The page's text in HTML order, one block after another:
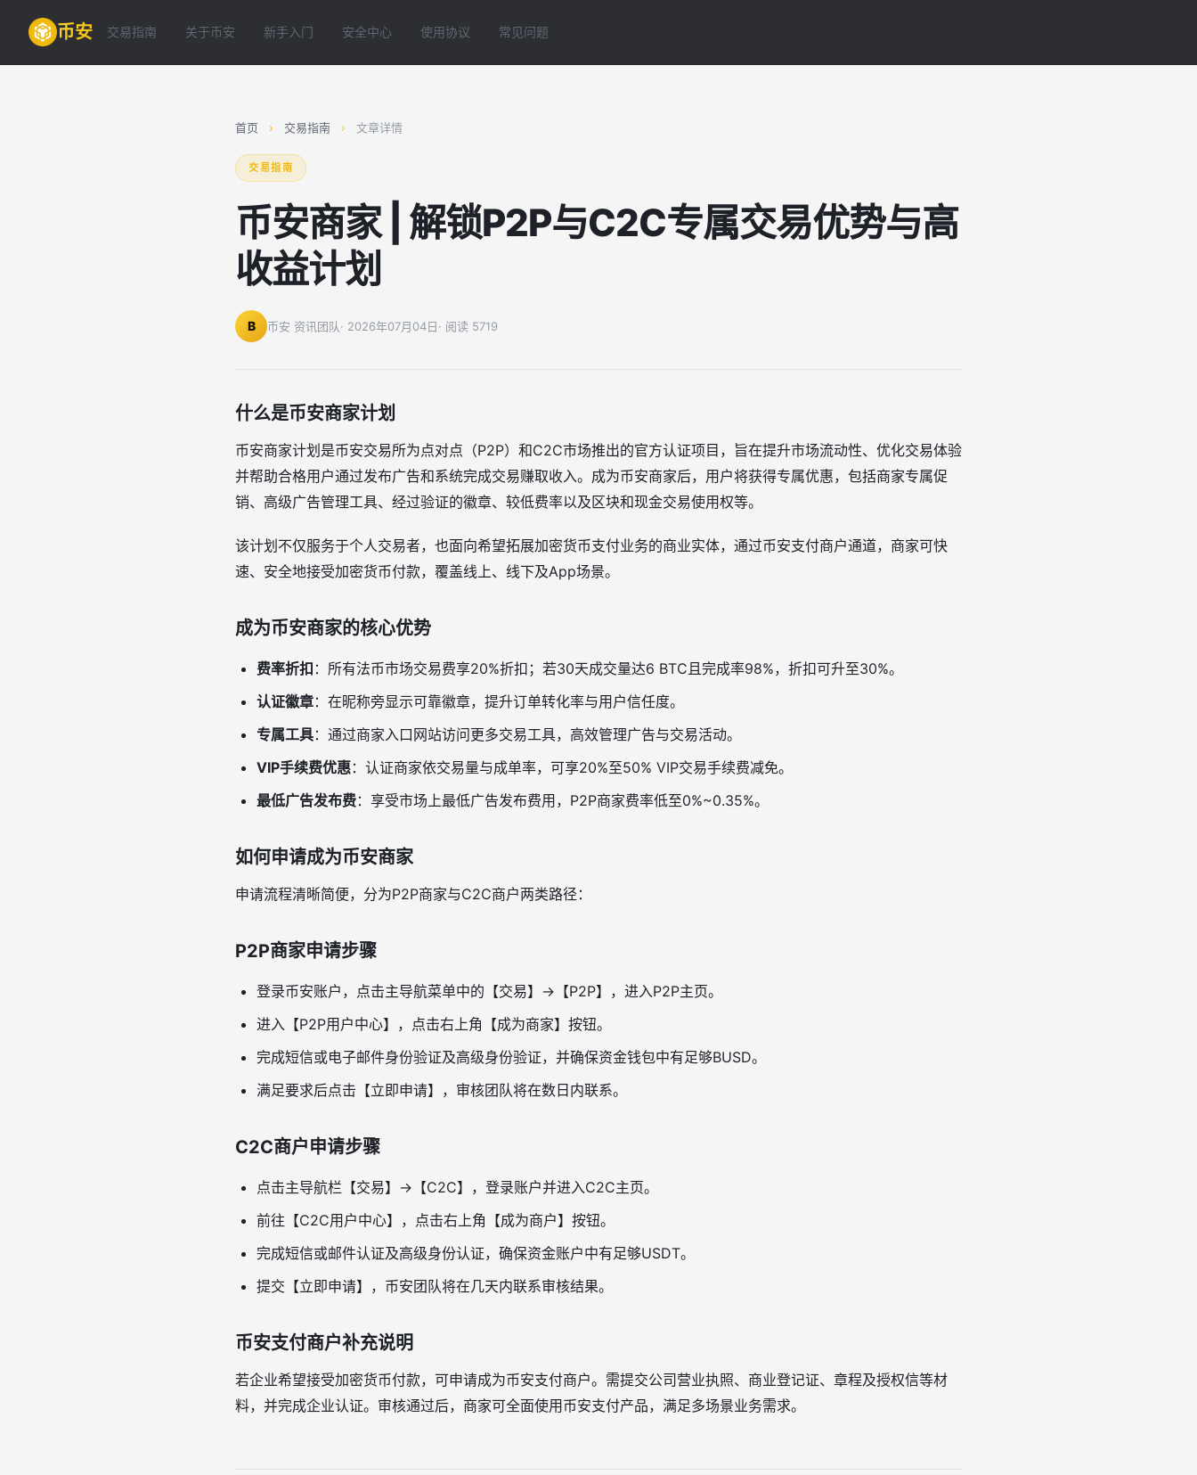
币安 交易指南 关于币安 新手入门 安全中心 使用协议 常见问题
首页 › 交易指南 › 文章详情
交易指南
币安商家 | 解锁P2P与C2C专属交易优势与高
收益计划
B 币安 资讯团队· 2026年07月04日· 阅读 5719
什么是币安商家计划
币安商家计划是币安交易所为点对点（P2P）和C2C市场推出的官方认证项目，旨在提升市场流动性、优化交易体验
并帮助合格用户通过发布广告和系统完成交易赚取收入。成为币安商家后，用户将获得专属优惠，包括商家专属促
销、高级广告管理工具、经过验证的徽章、较低费率以及区块和现金交易使用权等。
该计划不仅服务于个人交易者，也面向希望拓展加密货币支付业务的商业实体，通过币安支付商户通道，商家可快
速、安全地接受加密货币付款，覆盖线上、线下及App场景。
成为币安商家的核心优势
费率折扣 ：所有法币市场交易费享20%折扣；若30天成交量达6 BTC且完成率98%，折扣可升至30%。
认证徽章：在昵称旁显示可靠徽章，提升订单转化率与用户信任度。
专属工具：通过商家入口网站访问更多交易工具，高效管理广告与交易活动。
VIP手续费优惠：认证商家依交易量与成单率，可享20%至50% VIP交易手续费减免。
最低广告发布费：享受市场上最低广告发布费用，P2P商家费率低至0%~0.35%。
如何申请成为币安商家
申请流程清晰简便，分为P2P商家与C2C商户两类路径：
P2P商家申请步骤
登录币安账户，点击主导航菜单中的【交易】→【P2P】，进入P2P主页。
进入【P2P用户中心】，点击右上角【成为商家】按钮。
完成短信或电子邮件身份验证及高级身份验证，并确保资金钱包中有足够BUSD。
满足要求后点击【立即申请】，审核团队将在数日内联系。
C2C商户申请步骤
点击主导航栏【交易】→【C2C】，登录账户并进入C2C主页。
前往【C2C用户中心】，点击右上角【成为商户】按钮。
完成短信或邮件认证及高级身份认证，确保资金账户中有足够USDT。
提交【立即申请】，币安团队将在几天内联系审核结果。
币安支付商户补充说明
若企业希望接受加密货币付款，可申请成为币安支付商户。需提交公司营业执照、商业登记证、章程及授权信等材
料，并完成企业认证。审核通过后，商家可全面使用币安支付产品，满足多场景业务需求。